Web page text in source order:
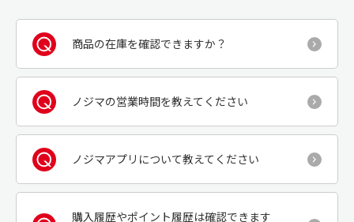
商品の在庫を確認できますか？
ノジマの営業時間を教えてください
ノジマアプリについて教えてください
購入履歴やポイント履歴は確認できます